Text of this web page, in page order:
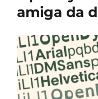
amiga da